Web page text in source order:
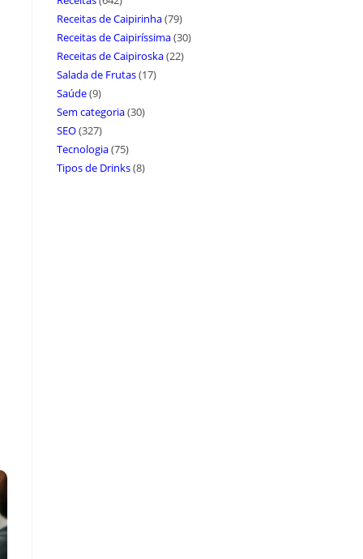
Receitas de Caipirinha(79)
Receitas de Caipiríssima(30)
Receitas de Caipiroska(22)
Salada de Frutas(17)
Saúde(9)
Sem categoria(30)
SEO(327)
Tecnologia(75)
Tipos de Drinks(8)